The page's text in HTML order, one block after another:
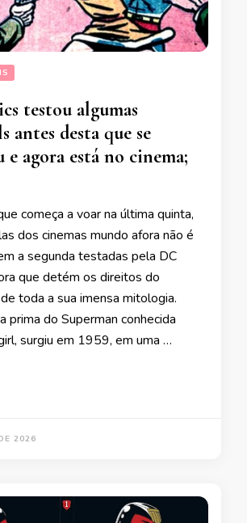
testou algumas
antes desta que se
agora está no cinema;
começa a voar na última quinta,
dos cinemas mundo afora não é
a segunda testadas pela DC
que detém os direitos do
toda a sua imensa mitologia.
prima do Superman conhecida
surgiu em 1959, em uma …
2026